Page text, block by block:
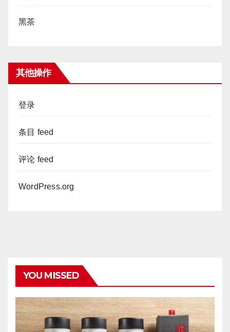
黑茶
其他操作
登录
条目 feed
评论 feed
WordPress.org
YOU MISSED